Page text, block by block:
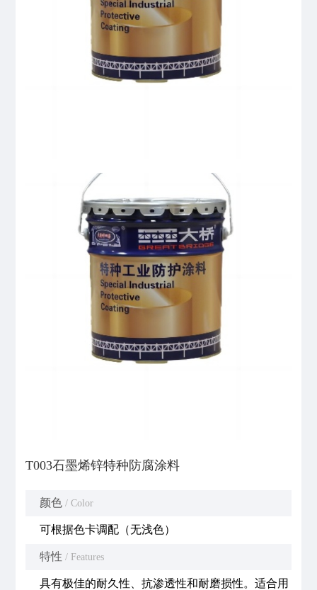
T003石墨烯锌特种防腐涂料
颜色 / Color
可根据色卡调配（无浅色）
特性 / Features
具有极佳的耐久性、抗渗透性和耐磨损性。适合用